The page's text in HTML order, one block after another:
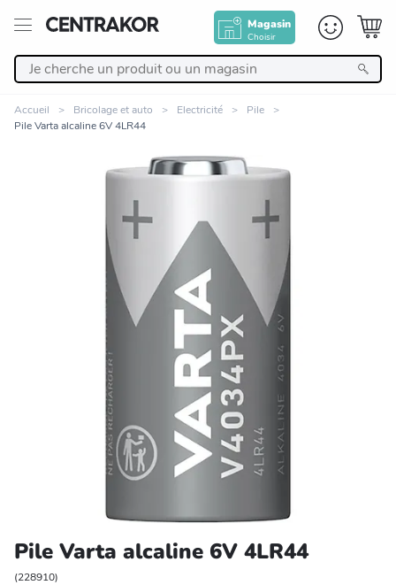
Magasin
Choisir
Linge de maison
Cuisine et art de la table
Salle de bain et beauté
Entretien et rangement
Animalerie
Bricolage et auto
Accueil Bricolage et auto Electricité
Pile
Pile Varta alcaline 6V 4LR44
Zoomer sur l'image
Pile Varta alcaline 6V 4LR44
(228910)